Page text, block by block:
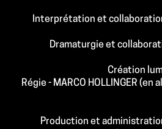
Interprétation et
Dramaturgie et
Création
Régie - MARCO HOLLINGER
Production et administration